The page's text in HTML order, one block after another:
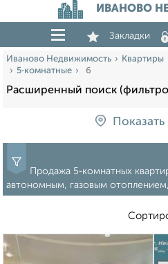
ИВАНОВО
Закладки
Иваново Недвижимость Квартиры
5‑комнатные
6
Расширенный поиск
Показать
Продажа 5‑комнатных
автономным, газовым